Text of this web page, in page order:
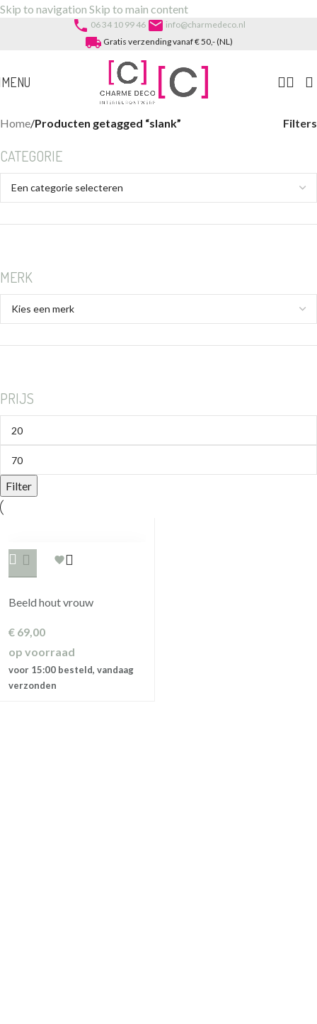
Skip to navigation Skip to main content
phone 06 34 10 99 46 email info@charmedeco.nl
local_shipping Gratis verzending vanaf € 50,- (NL)
MENU
Home/Producten getagged “slank” Filters
CATEGORIE
MERK
PRIJS
Filter
Beeld hout vrouw
€ 69,00
op voorraad
voor 15:00 besteld, vandaag
verzonden